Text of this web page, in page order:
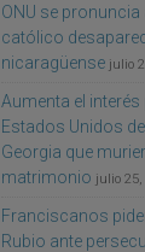
ONU se
católico
nicaragüense julio
Aumenta el
Estados Unidos
Georgia que
matrimonio julio 25,
Franciscanos
Rubio ante